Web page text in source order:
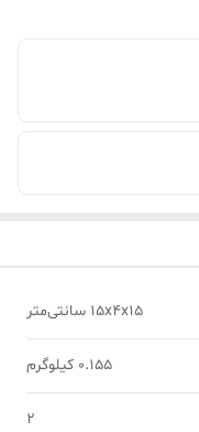
15x4x15 سانتی‌متر
0.155 کیلوگرم
2